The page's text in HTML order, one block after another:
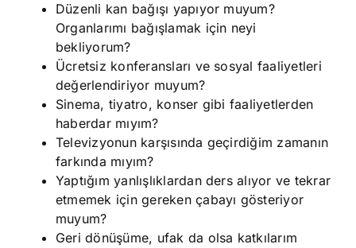
Düzenli kan bağışı yapıyor muyum?
Organlarımı bağışlamak için neyi
bekliyorum?
Ücretsiz konferansları ve sosyal faaliyetleri
değerlendiriyor muyum?
Sinema, tiyatro, konser gibi faaliyetlerden
haberdar mıyım?
Televizyonun karşısında geçirdiğim zamanın
farkında mıyım?
Yaptığım yanlışlıklardan ders alıyor ve tekrar
etmemek için gereken çabayı gösteriyor
muyum?
Geri dönüşüme, ufak da olsa katkılarım